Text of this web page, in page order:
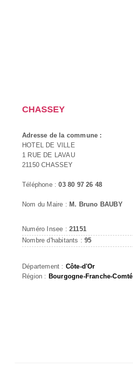
CHASSEY
Adresse de la commune :
HOTEL DE VILLE
1 RUE DE LAVAU
21150 CHASSEY
Téléphone :03 80 97 26 48
Nom du Maire : M. Bruno BAUBY
Numéro Insee : 21151
Nombre d'habitants :95
Département : Côte-d'Or
Région : Bourgogne-Franche-Comté